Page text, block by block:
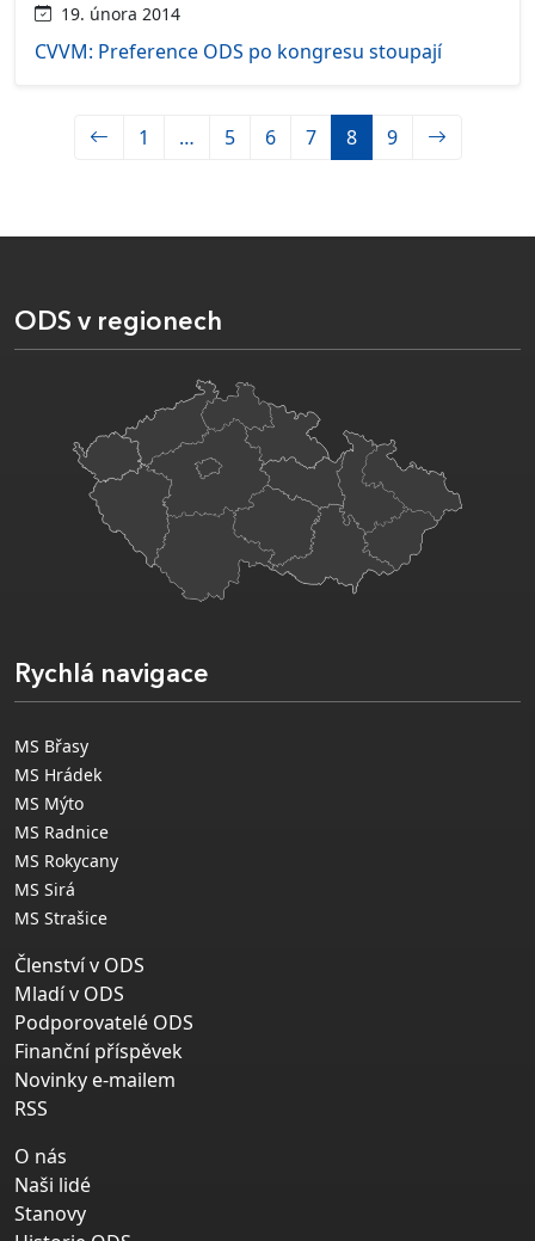
19. února 2014
CVVM: Preference ODS po kongresu stoupají
1 … 5 6 7 8 9
ODS v regionech
Rychlá navigace
MS Břasy
MS Hrádek
MS Mýto
MS Radnice
MS Rokycany
MS Sirá
MS Strašice
Členství v ODS
Mladí v ODS
Podporovatelé ODS
Finanční příspěvek
Novinky e-mailem
RSS
O nás
Naši lidé
Stanovy